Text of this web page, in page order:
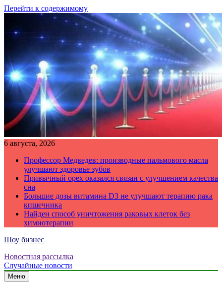
Перейти к содержимому
6 августа, 2026
Профессор Медведев: производные пальмового масла
улучшают здоровье зубов
Привычный орех оказался связан с улучшением качества
сна
Большие дозы витамина D3 не улучшают терапию рака
кишечника
Найден способ уничтожения раковых клеток без
химиотерапии
Шоу бизнес
Новостная рассылка
Случайные новости
Меню